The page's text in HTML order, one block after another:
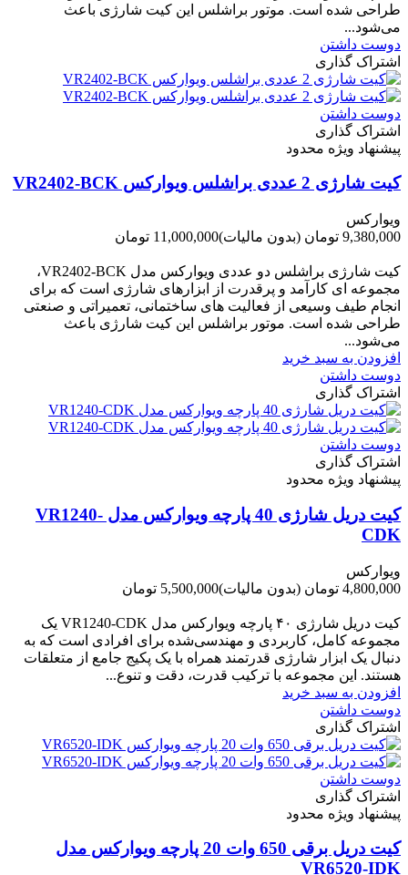
طراحی شده است. موتور براشلس این کیت شارژی باعث
می‌شود...
دوست داشتن
اشتراک گذاری
دوست داشتن
اشتراک گذاری
پیشنهاد ویژه محدود
کیت شارژی 2 عددی براشلس ویوارکس VR2402-BCK
ویوارکس
9,380,000 تومان
(بدون مالیات)11,000,000 تومان
کیت شارژی براشلس دو عددی ویوارکس مدل VR2402-BCK،
مجموعه ای کارآمد و پرقدرت از ابزارهای شارژی است که برای
انجام طیف وسیعی از فعالیت های ساختمانی، تعمیراتی و صنعتی
طراحی شده است. موتور براشلس این کیت شارژی باعث
می‌شود...
افزودن به سبد خرید
دوست داشتن
اشتراک گذاری
دوست داشتن
اشتراک گذاری
پیشنهاد ویژه محدود
کیت دریل شارژی 40 پارچه ویوارکس مدل VR1240-
CDK
ویوارکس
4,800,000 تومان
(بدون مالیات)5,500,000 تومان
کیت دریل شارژی ۴۰ پارچه ویوارکس مدل VR1240‑CDK یک
مجموعه کامل، کاربردی و مهندسی‌شده برای افرادی است که به
دنبال یک ابزار شارژی قدرتمند همراه با یک پکیج جامع از متعلقات
هستند. این مجموعه با ترکیب قدرت، دقت و تنوع...
افزودن به سبد خرید
دوست داشتن
اشتراک گذاری
دوست داشتن
اشتراک گذاری
پیشنهاد ویژه محدود
کیت دریل برقی 650 وات 20 پارچه ویوارکس مدل
VR6520-IDK